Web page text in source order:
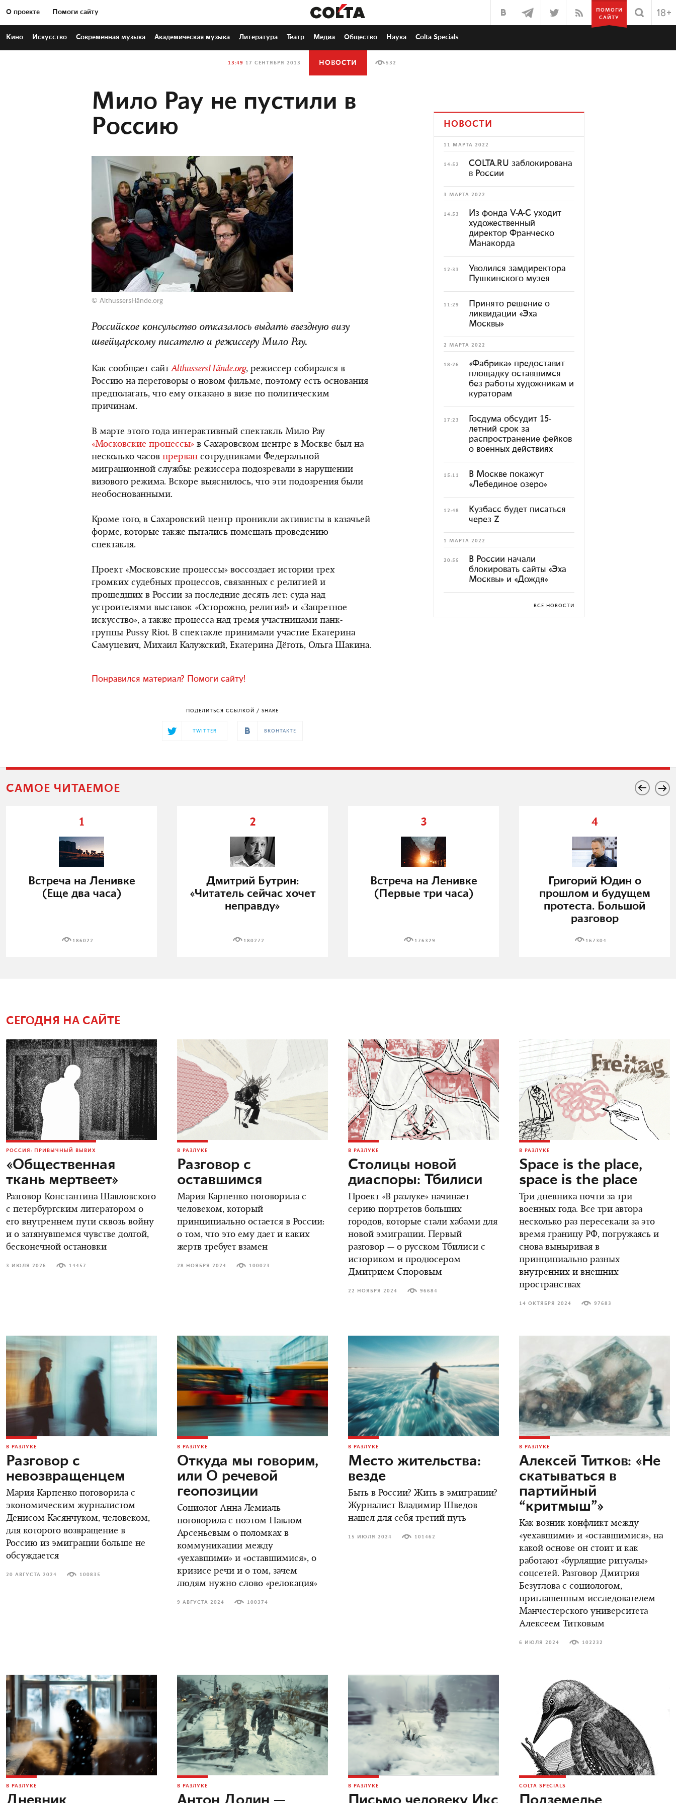
О проекте Помоги сайту
ПОМОГИ
САЙТУ
Кино Искусство Современная музыка Академическая музыка Литература Театр Медиа Общество Наука Colta Specials
13:49 17 СЕНТЯБРЯ 2013 НОВОСТИ 532
Мило Рау не пустили в
Россию
© AlthussersHände.org
Российское консульство отказалось выдать въездную визу
швейцарскому писателю и режиссеру Мило Рау.
Как сообщает сайтAlthussersHände.org, режиссер собирался в
Россию на переговоры о новом фильме, поэтому есть основания
предполагать, что ему отказано в визе по политическим
причинам.
В марте этого года интерактивный спектакль Мило Рау
«Московские процессы» в Сахаровском центре в Москве был на
несколько часов прерван сотрудниками Федеральной
миграционной службы: режиссера подозревали в нарушении
визового режима. Вскоре выяснилось, что эти подозрения были
необоснованными.
Кроме того, в Сахаровский центр проникли активисты в казачьей
форме, которые также пытались помешать проведению
спектакля.
Проект «Московские процессы» воссоздает истории трех
громких судебных процессов, связанных с религией и
прошедших в России за последние десять лет: суда над
устроителями выставок «Осторожно, религия!» и «Запретное
искусство», а также процесса над тремя участницами панк-
группы Pussy Riot. В спектакле принимали участие Екатерина
Самуцевич, Михаил Калужский, Екатерина Дёготь, Ольга Шакина.
Понравился материал? Помоги сайту!
ПОДЕЛИТЬСЯ ССЫЛКОЙ / SHARE
TWITTER ВКОНТАКТЕ
НОВОСТИ
11 МАРТА 2022
14:52
COLTA.RU заблокирована
в России
3 МАРТА 2022
14:53
Из фонда V-A-C уходит
художественный
директор Франческо
Манакорда
12:33
Уволился замдиректора
Пушкинского музея
11:29
Принято решение о
ликвидации «Эха
Москвы»
2 МАРТА 2022
18:26
«Фабрика» предоставит
площадку оставшимся
без работы художникам и
кураторам
17:23
Госдума обсудит 15-
летний срок за
распространение фейков
о военных действиях
15:11
В Москве покажут
«Лебединое озеро»
12:48
Кузбасс будет писаться
через Z
1 МАРТА 2022
20:55
В России начали
блокировать сайты «Эха
Москвы» и «Дождя»
ВСЕ НОВОСТИ
САМОЕ ЧИТАЕМОЕ
1
Встреча на Ленивке
(Еще два часа)
186022
2
Дмитрий Бутрин:
«Читатель сейчас хочет
неправду»
180272
3
Встреча на Ленивке
(Первые три часа)
176329
4
Григорий Юдин о
прошлом и будущем
протеста. Большой
разговор
167304
СЕГОДНЯ НА САЙТЕ
РОССИЯ: ПРИВЫЧНЫЙ ВЫВИХ
«Общественная
ткань мертвеет»
Разговор Константина Шавловского
с петербургским литератором о
его внутреннем пути сквозь войну
и о затянувшемся чувстве долгой,
бесконечной остановки
3 ИЮЛЯ 2026 14457
В РАЗЛУКЕ
Разговор c
оставшимся
Мария Карпенко поговорила с
человеком, который
принципиально остается в России:
о том, что это ему дает и каких
жертв требует взамен
28 НОЯБРЯ 2024 100023
В РАЗЛУКЕ
Столицы новой
диаспоры: Тбилиси
Проект «В разлуке» начинает
серию портретов больших
городов, которые стали хабами для
новой эмиграции. Первый
разговор — о русском Тбилиси с
историком и продюсером
Дмитрием Споровым
22 НОЯБРЯ 2024 96684
В РАЗЛУКЕ
Space is the place,
space is the place
Три дневника почти за три
военных года. Все три автора
несколько раз пересекали за это
время границу РФ, погружаясь и
снова выныривая в
принципиально разных
внутренних и внешних
пространствах
14 ОКТЯБРЯ 2024 97683
В РАЗЛУКЕ
Разговор с
невозвращенцем
Мария Карпенко поговорила с
экономическим журналистом
Денисом Касянчуком, человеком,
для которого возвращение в
Россию из эмиграции больше не
обсуждается
20 АВГУСТА 2024 100835
В РАЗЛУКЕ
Откуда мы говорим,
или О речевой
геопозиции
Социолог Анна Лемиаль
поговорила с поэтом Павлом
Арсеньевым о поломках в
коммуникации между
«уехавшими» и «оставшимися», о
кризисе речи и о том, зачем
людям нужно слово «релокация»
9 АВГУСТА 2024 100374
В РАЗЛУКЕ
Место жительства:
везде
Быть в России? Жить в эмиграции?
Журналист Владимир Шведов
нашел для себя третий путь
15 ИЮЛЯ 2024 101462
В РАЗЛУКЕ
Алексей Титков: «Не
скатываться в
партийный
“критмыш”»
Как возник конфликт между
«уехавшими» и «оставшимися», на
какой основе он стоит и как
работают «бурлящие ритуалы»
соцсетей. Разговор Дмитрия
Безуглова с социологом,
приглашенным исследователем
Манчестерского университета
Алексеем Титковым
6 ИЮЛЯ 2024 102232
В РАЗЛУКЕ В РАЗЛУКЕ В РАЗЛУКЕ COLTA SPECIALS